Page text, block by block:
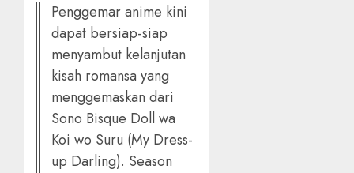
Penggemar anime kini
dapat bersiap-siap
menyambut kelanjutan
kisah romansa yang
menggemaskan dari
Sono Bisque Doll wa
Koi wo Suru (My Dress-
up Darling). Season